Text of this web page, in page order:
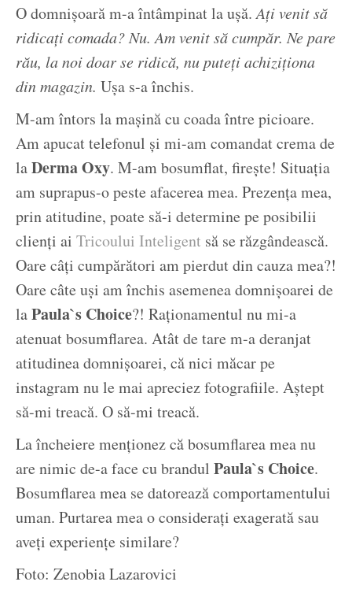
O domnișoară m-a întâmpinat la ușă.Ați venit să
ridicați comada? Nu. Am venit să cumpăr. Ne pare
rău, la noi doar se ridică, nu puteți achiziționa
din magazin. Ușa s-a închis.
M-am întors la mașină cu coada între picioare.
Am apucat telefonul și mi-am comandat crema de
laDerma Oxy. M-am bosumflat, firește! Situația
am suprapus-o peste afacerea mea. Prezența mea,
prin atitudine, poate să-i determine pe posibilii
clienți ai Tricoului Inteligent să se răzgândească.
Oare câți cumpărători am pierdut din cauza mea?!
Oare câte uși am închis asemenea domnișoarei de
laPaula`s Choice?! Raționamentul nu mi-a
atenuat bosumflarea. Atât de tare m-a deranjat
atitudinea domnișoarei, că nici măcar pe
instagram nu le mai apreciez fotografiile. Aștept
să-mi treacă. O să-mi treacă.
La încheiere menționez că bosumflarea mea nu
are nimic de-a face cu brandul Paula`s Choice.
Bosumflarea mea se datorează comportamentului
uman. Purtarea mea o considerați exagerată sau
aveți experiențe similare?
Foto: Zenobia Lazarovici